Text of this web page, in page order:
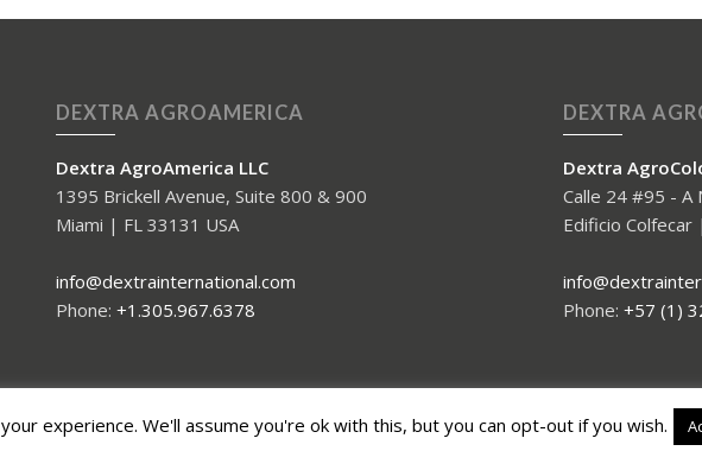
DEXTRA AGROAMERICA
Dextra AgroAmerica LLC
1395 Brickell Avenue, Suite 800 & 900
Miami | FL 33131 USA
info@dextrainternational.com
Phone: +1.305.967.6378
DEXTRA
Dextra
Calle 24 #95 - A
Edificio
Phone:+57 (1)
experience. We'll assume you're ok with this, but you can opt-out if you wish.